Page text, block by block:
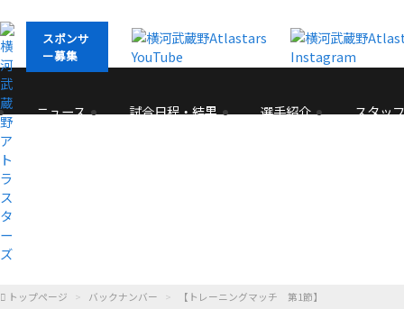
スポンサ
ー募集
ニュース 試合日程・結果 選手紹介 スタッ
トップページ バックナンバー 【トレーニングマッチ 第1節】